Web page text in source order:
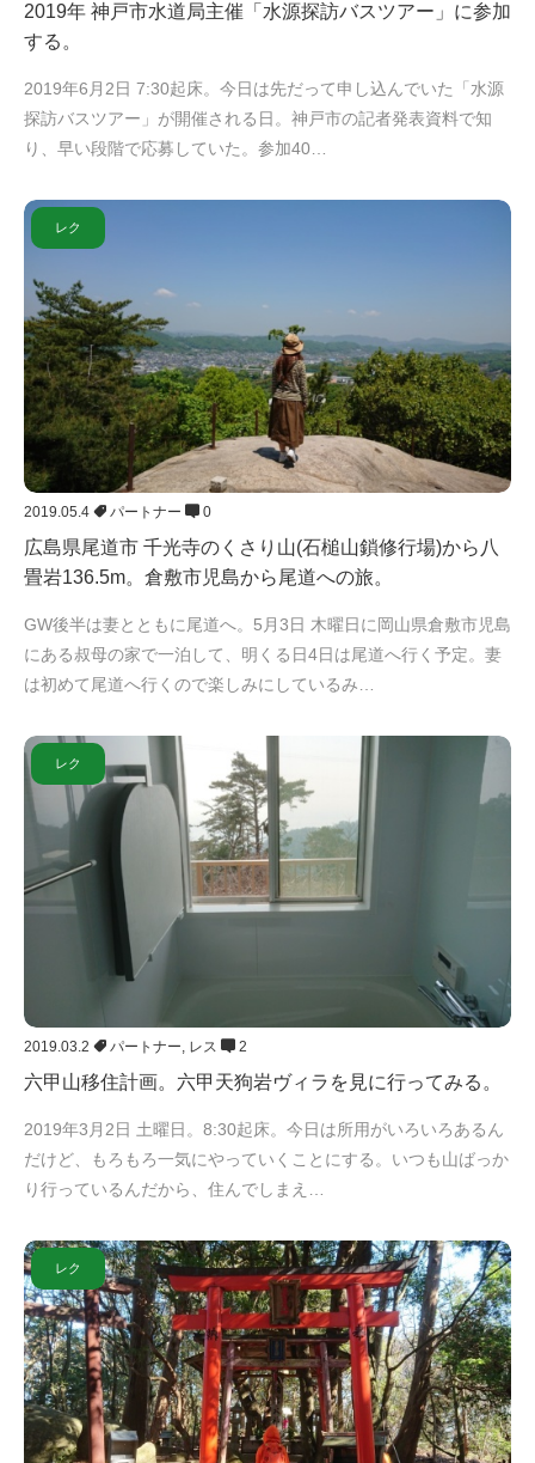
2019年 神戸市水道局主催「水源探訪バスツアー」に参加
する。
2019年6月2日 7:30起床。今日は先だって申し込んでいた「水源
探訪バスツアー」が開催される日。神戸市の記者発表資料で知
り、早い段階で応募していた。参加40…
レク
2019.05.4 パートナー 0
広島県尾道市 千光寺のくさり山(石槌山鎖修行場)から八
畳岩136.5m。倉敷市児島から尾道への旅。
GW後半は妻とともに尾道へ。5月3日 木曜日に岡山県倉敷市児島
にある叔母の家で一泊して、明くる日4日は尾道へ行く予定。妻
は初めて尾道へ行くので楽しみにしているみ…
レク
2019.03.2 パートナー, レス 2
六甲山移住計画。六甲天狗岩ヴィラを見に行ってみる。
2019年3月2日 土曜日。8:30起床。今日は所用がいろいろあるん
だけど、もろもろ一気にやっていくことにする。いつも山ばっか
り行っているんだから、住んでしまえ…
レク